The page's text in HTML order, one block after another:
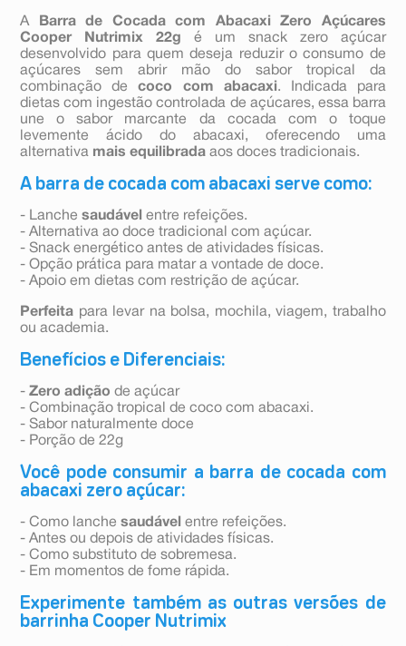
A
Barra de Cocada com Abacaxi Zero Açúcares
Cooper Nutrimix 22g é um snack zero açúcar
desenvolvido para quem deseja reduzir o consumo de
açúcares sem abrir mão do sabor tropical da
combinação decoco com abacaxi. Indicada para
dietas com ingestão controlada de açúcares, essa barra
une o sabor marcante da cocada com o toque
levemente ácido do abacaxi, oferecendo uma
alternativa mais equilibrada aos doces tradicionais.
A barra de cocada com abacaxi serve como:
- Lanchesaudável entre refeições.
- Alternativa ao doce tradicional com açúcar.
- Snack energético antes de atividades físicas.
- Opção prática para matar a vontade de doce.
- Apoio em dietas com restrição de açúcar.
Perfeita para levar na bolsa, mochila, viagem, trabalho
ou academia.
Benefícios e Diferenciais:
-Zero adição de açúcar
- Combinação tropical de coco com abacaxi.
- Sabor naturalmente doce
- Porção de 22g
Você pode consumir a barra de cocada com
abacaxi zero açúcar:
- Como lanchesaudável entre refeições.
- Antes ou depois de atividades físicas.
- Como substituto de sobremesa.
- Em momentos de fome rápida.
Experimente também as outras versões de
barrinha Cooper Nutrimix